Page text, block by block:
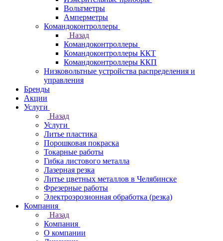
Вольтметры
Амперметры
Командоконтроллеры
Назад
Командоконтроллеры
Командоконтроллеры ККТ
Командоконтроллеры ККП
Низковольтные устройства распределения и
управления
Бренды
Акции
Услуги
Назад
Услуги
Литье пластика
Порошковая покраска
Токарные работы
Гибка листового металла
Лазерная резка
Литье цветных металлов в Челябинске
Фрезерные работы
Электроэрозионная обработка (резка)
Компания
Назад
Компания
О компании